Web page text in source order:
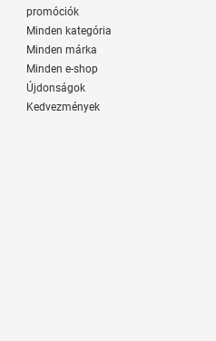
promóciók
Minden kategória
Minden márka
Minden e-shop
Újdonságok
Kedvezmények